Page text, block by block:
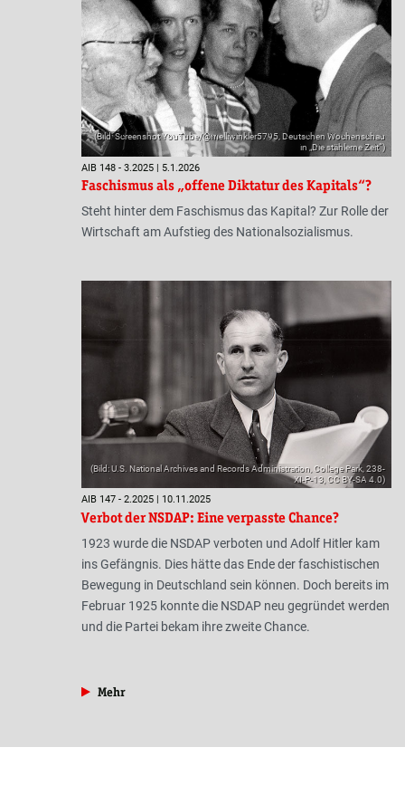
(Bild: Screenshot YouTube/@melliwinkler5795, Deutschen Wochenschau
in „Die stählerne Zeit“)
AIB 148 - 3.2025 | 5.1.2026
Faschismus als „offene Diktatur des Kapitals“?
Steht hinter dem Faschismus das Kapital? Zur Rolle der
Wirtschaft am Aufstieg des Nationalsozialismus.
(Bild: U.S. National Archives and Records Administration, College Park, 238-
XI-P-13, CC BY-SA 4.0)
AIB 147 - 2.2025 | 10.11.2025
Verbot der NSDAP: Eine verpasste Chance?
1923 wurde die NSDAP verboten und Adolf Hitler kam
ins Gefängnis. Dies hätte das Ende der faschistischen
Bewegung in Deutschland sein können. Doch bereits im
Februar 1925 konnte die NSDAP neu gegründet werden
und die Partei bekam ihre zweite Chance.
Mehraus der Rubrik »Geschichte«